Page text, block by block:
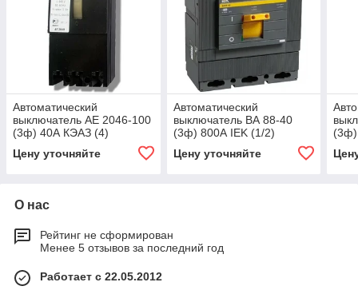
Автоматический
выключатель АЕ 2046-100
(3ф) 40А КЭАЗ (4)
Цену уточняйте
Автоматический
выключатель ВА 88-40
(3ф) 800А IEK (1/2)
Цену уточняйте
(3ф)
О нас
Рейтинг не сформирован
Менее 5 отзывов за последний год
Работает с 22.05.2012